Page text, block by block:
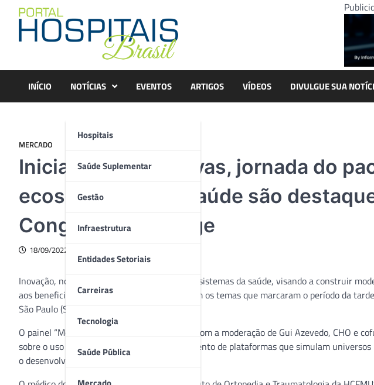
content
INÍCIO NOTÍCIAS
Hospitais
Saúde Suplementar
Gestão
Infraestrutura
Entidades Setoriais
Carreiras
Tecnologia
Saúde Pública
EVENTOS ARTIGOS VÍDEOS DIVULGUE SUA
MERCADO
Iniciativas disruptivas, jornada do
ecossistemas na saúde são
Congresso Abramge
18/09/2022
Inovação, novas tecnologias e criação de ecossistemas da saúde, visando a construir
aos beneficiários da saúde suplementar, foram os temas que marcaram o período da
São Paulo (SP).
O painel “Modelos disruptivos para a saúde”, com a moderação de Gui Azevedo, CHO e
sobre o uso das novas tecnologias e o surgimento de plataformas que simulam
o desenvolvimento da área da saúde.